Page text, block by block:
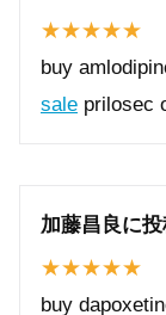
buy
sale prilosec
加藤昌良に
buy